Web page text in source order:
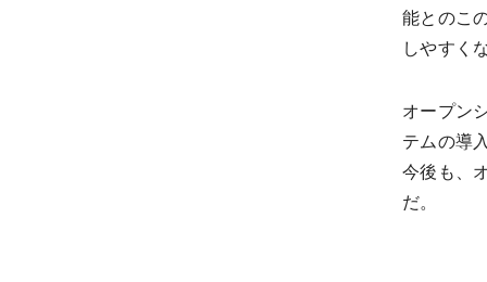
能とのこ
しやすく
オープン
テムの導
今後も、
だ。